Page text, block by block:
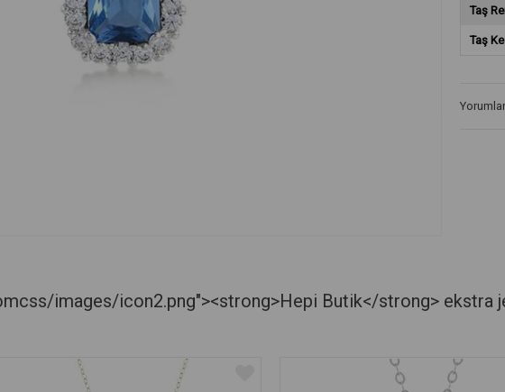
Taş
Taş
Yorumlar
images/icon2.png"><strong>Hepi Butik</strong> ekstra